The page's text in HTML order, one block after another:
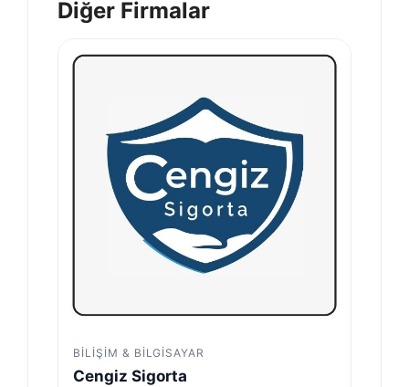
Diğer Firmalar
BILIŞIM & BILGISAYAR
Cengiz Sigorta